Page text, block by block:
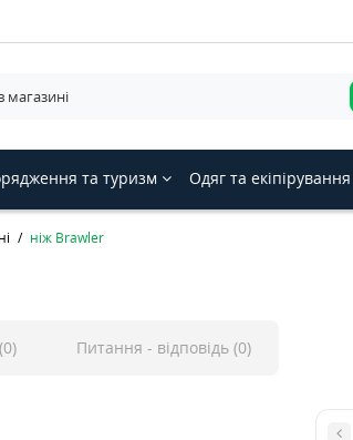
та туризм Одяг та екіпірування
ніж Brawler
Питання - відповідь (0)